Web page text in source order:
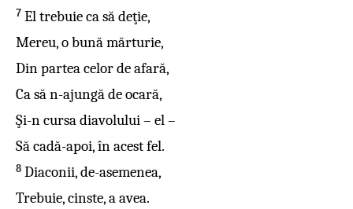
7 El trebuie ca să deţie,
Mereu, o bună mărturie,
Din partea celor de afară,
Ca să n-ajungă de ocară,
Şi-n cursa diavolului – el –
Să cadă-apoi, în acest fel.
8 Diaconii, de-asemenea,
Trebuie, cinste, a avea.